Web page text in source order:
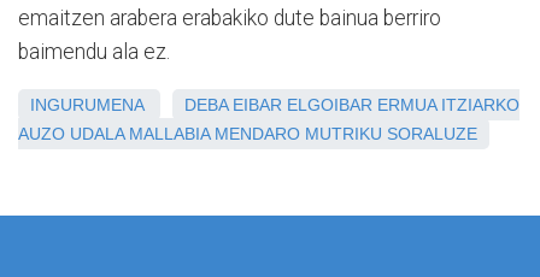
emaitzen arabera erabakiko dute bainua berriro
baimendu ala ez.
INGURUMENA DEBA EIBAR ELGOIBAR ERMUA ITZIARKO
AUZO UDALA MALLABIA MENDARO MUTRIKU SORALUZE